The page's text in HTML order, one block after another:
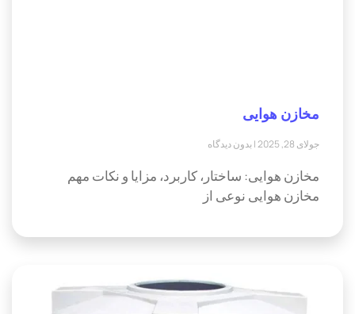
مخازن هوایی
جولای 28, 2025 بدون دیدگاه
مخازن هوایی: ساختار، کاربرد، مزایا و نکات مهم
مخازن هوایی نوعی از